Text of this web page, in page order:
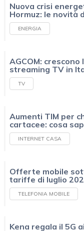
Nuova crisi
Hormuz: le novità
ENERGIA
AGCOM:
streaming TV in
TV
Aumenti TIM per
cartacee: cosa
INTERNET CASA
Offerte mobile
tariffe di luglio
TELEFONIA MOBILE
Kena regala il 5G